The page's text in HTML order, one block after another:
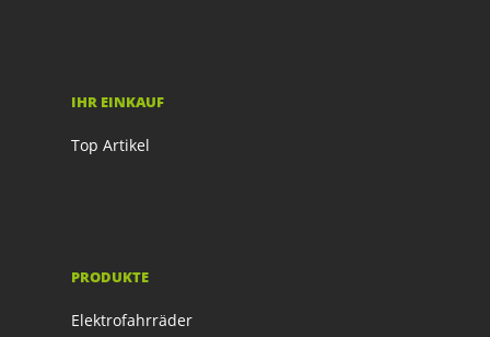
IHR EINKAUF
Top Artikel
PRODUKTE
Elektrofahrräder